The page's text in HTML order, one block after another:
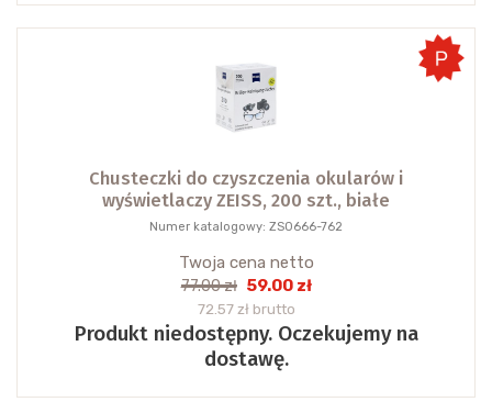
Chusteczki do czyszczenia okularów i
wyświetlaczy ZEISS, 200 szt., białe
Numer katalogowy: ZS0666-762
Twoja cena netto
77.00 zł 59.00 zł
72.57 zł brutto
Produkt niedostępny. Oczekujemy na
dostawę.